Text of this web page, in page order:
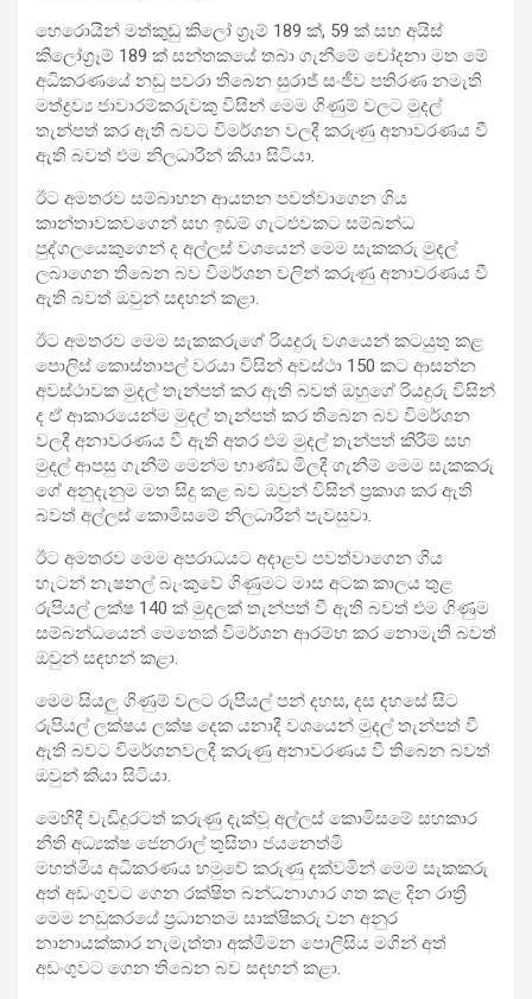
හෙරොයින් මත්කුඩු කිලෝ ග්‍රෑම් 189 ක්, 59 ක් සහ අයිස්
කිලෝග්‍රෑම් 189 ක් සන්තකයේ තබා ගැනීමේ චෝදනා මත මේ
අධිකරණයේ නඩු පවරා තිබෙන සුරාජ් සංජීව පතිරණ නමැති
මත්ද්‍රව්‍ය ජාවාරම්කරුවකු විසින් මෙම ගිණුම් වලට මුදල්
තැන්පත් කර ඇති බවට විමර්ශන වලදී කරුණු අනාවරණය වී
ඇති බවත් එම නිලධාරීන් කියා සිටියා.
ඊට අමතරව සම්බාහන ආයතන පවත්වාගෙන ගිය
කාන්තාවකවගෙන් සහ ඉඩම් ගැටළුවකට සම්බන්ධ
පුද්ගලයෙකුගෙන් ද අල්ලස් වශයෙන් මෙම සැකකරු මුදල්
ලබාගෙන තිබෙන බව විමර්ශන වලින් කරුණු අනාවරණය වී
ඇති බවත් ඔවුන් සඳහන් කළා.
ඊට අමතරව මෙම සැකකරුගේ රියදුරු වශයෙන් කටයුතු කළ
පොලිස් කොස්තාපල් වරයා විසින් අවස්ථා 150 කට ආසන්න
අවස්ථාවක මුදල් තැන්පත් කර ඇති බවත් ඔහුගේ රියදුරු විසින්
ද ඒ ආකාරයෙන්ම මුදල් තැන්පත් කර තිබෙන බව විමර්ශන
වලදී අනාවරණය වී ඇති අතර එම මුදල් තැන්පත් කිරීම් සහ
මුදල් ආපසු ගැනීම් මෙන්ම භාණ්ඩ මිලදී ගැනීම් මෙම සැකකරු
ගේ අනුදැනුම මත සිදු කළ බව ඔවුන් විසින් ප්‍රකාශ කර ඇති
බවත් අල්ලස් කොමිසමේ නිලධාරීන් පැවසුවා.
ඊට අමතරව මෙම අපරාධයට අදාළව පවත්වාගෙන ගිය
හැටන් නැෂනල් බැංකුවේ ගිණුමට මාස අටක කාලය තුළ
රුපියල් ලක්ෂ 140 ක් මුදලක් තැන්පත් වී ඇති බවත් එම ගිණුම
සම්බන්ධයෙන් මෙතෙක් විමර්ශන ආරම්භ කර නොමැති බවත්
ඔවුන් සඳහන් කළා.
මෙම සියලු ගිණුම් වලට රුපියල් පන් දහස, දස දහසේ සිට
රුපියල් ලක්ෂය ලක්ෂ දෙක යනාදී වශයෙන් මුදල් තැන්පත් වී
ඇති බවට විමර්ශනවලදී කරුණු අනාවරණය වී තිබෙන බවත්
ඔවුන් කියා සිටියා.
මෙහිදී වැඩිදුරටත් කරුණු දැක්වූ අල්ලස් කොමිසමේ සහකාර
නීති අධ්‍යක්ෂ ජෙනරාල් තුසිතා ජයනෙත්මි
මහත්මිය අධිකරණය හමුවේ කරුණු දක්වමින් මෙම සැකකරු
අත් අඩංගුවට ගෙන රක්ෂිත බන්ධනාගාර ගත කළ දින රාත්‍රී
මෙම නඩුකරයේ ප්‍රධානතම සාක්ෂිකරු වන අනුර
නානායක්කාර නැමැත්තා අක්මීමන පොලීසිය මගින් අත්
අඩංගුවට ගෙන තිබෙන බව සඳහන් කළා.